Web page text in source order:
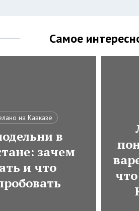
Самое
на Кавказе
в
зачем
и что